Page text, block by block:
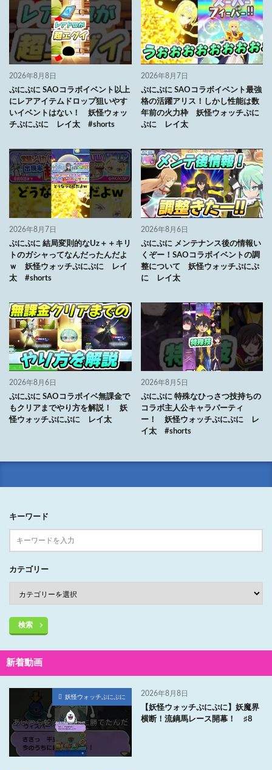
2026年8月8日
ぷにぷに SAOコラボイベント以上
にレアアイテムドロップ狙いやす
いイベントはない！ 妖怪ウォッ
チぷにぷに レイ太 #shorts
2026年8月7日
ぷにぷに SAOコラボイベント最強
格の活躍アリス！しかし性能は数
年前の火力枠 妖怪ウォッチぷに
ぷに レイ太
2026年8月7日
ぷにぷに 結局変則的なUz＋＋キリ
トのガシャってなんだったんだよ
ｗ 妖怪ウォッチぷにぷに レイ
太 #shorts
2026年8月6日
ぷにぷに メンテナンス後の情報い
くぞー！SAOコラボイベントの調
整について 妖怪ウォッチぷにぷ
に レイ太
2026年8月6日
ぷにぷに SAOコラボイベ無課金で
もクリアまでやり方を解説！ 妖
怪ウォッチぷにぷに レイ太
2026年8月5日
ぷにぷに 特殊なひっさつ技持ちの
コラボ主人公キャラパーティ
ー！ 妖怪ウォッチぷにぷに レ
イ太 #shorts
キーワード
カテゴリー
検索
新着動画
妖怪ウォッチぷにぷに 2026年8月8日
【妖怪ウォッチぷにぷに】妖魔界
横断！流鏑馬レース開幕！ ♯8